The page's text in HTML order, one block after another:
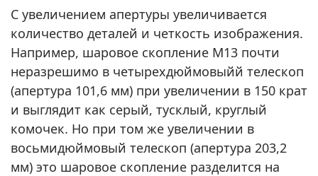
С увеличением апертуры увеличивается
количество деталей и четкость изображения.
Например, шаровое скопление M13 почти
неразрешимо в четырехдюймовыйй телескоп
(апертура 101,6 мм) при увеличении в 150 крат
и выглядит как серый, тусклый, круглый
комочек. Но при том же увеличении в
восьмидюймовый телескоп (апертура 203,2
мм) это шаровое скопление разделится на